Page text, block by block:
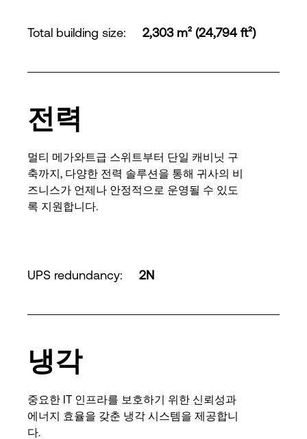
Total building size: 2,303 m² (24,794 ft²)
전력
멀티 메가와트급 스위트부터 단일 캐비닛 구
축까지, 다양한 전력 솔루션을 통해 귀사의 비
즈니스가 언제나 안정적으로 운영될 수 있도
록 지원합니다.
UPS redundancy: 2N
냉각
중요한 IT 인프라를 보호하기 위한 신뢰성과
에너지 효율을 갖춘 냉각 시스템을 제공합니
다.